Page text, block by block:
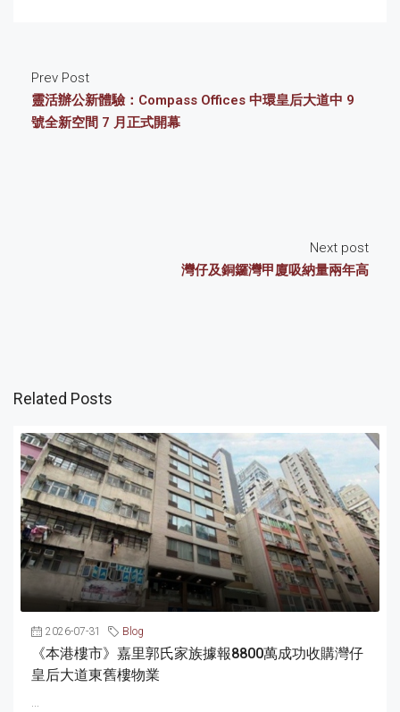
Prev Post
靈活辦公新體驗：Compass Offices 中環皇后大道中 9
號全新空間 7 月正式開幕
Next post
灣仔及銅鑼灣甲廈吸納量兩年高
Related Posts
2026-07-31 Blog
《本港樓市》嘉里郭氏家族據報8800萬成功收購灣仔
皇后大道東舊樓物業